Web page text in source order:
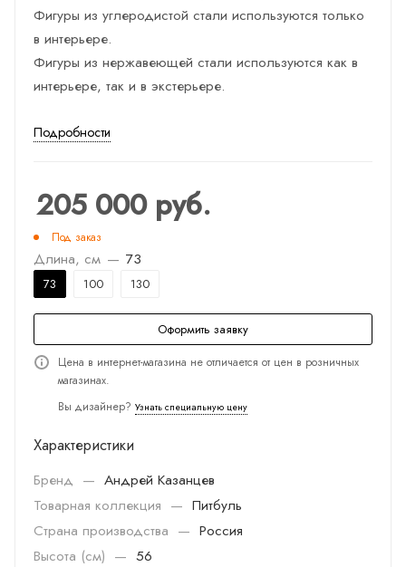
Фигуры из углеродистой стали используются только
в интерьере.
Фигуры из нержавеющей стали используются как в
интерьере, так и в экстерьере.
Подробности
205 000руб.
Под заказ
Длина, см — 73
73 100 130
Оформить заявку
Цена в интернет-магазина не отличается от цен в розничных
магазинах.
Вы дизайнер? Узнать специальную цену
Характеристики
Бренд — Андрей Казанцев
Товарная коллекция — Питбуль
Страна производства — Россия
Высота (см) — 56